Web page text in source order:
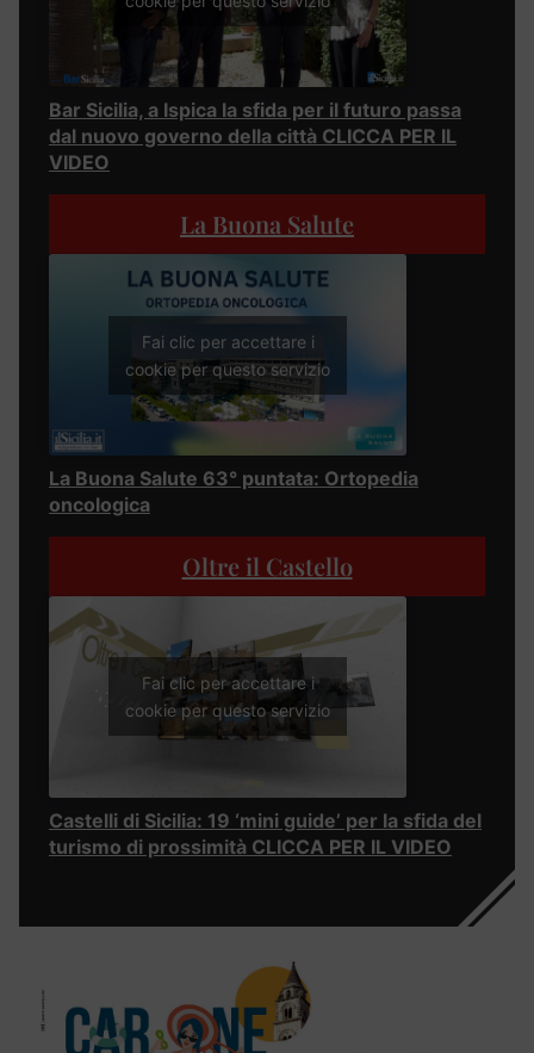
Bar Sicilia, a Ispica la sfida per il futuro passa
dal nuovo governo della città CLICCA PER IL
VIDEO
La Buona Salute
Fai clic per accettare i
cookie per questo servizio
La Buona Salute 63° puntata: Ortopedia
oncologica
Oltre il Castello
Fai clic per accettare i
cookie per questo servizio
Castelli di Sicilia: 19 ‘mini guide’ per la sfida del
turismo di prossimità CLICCA PER IL VIDEO